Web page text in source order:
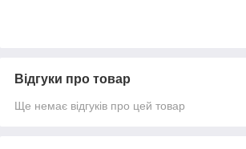
Відгуки про товар
Ще немає відгуків про цей товар